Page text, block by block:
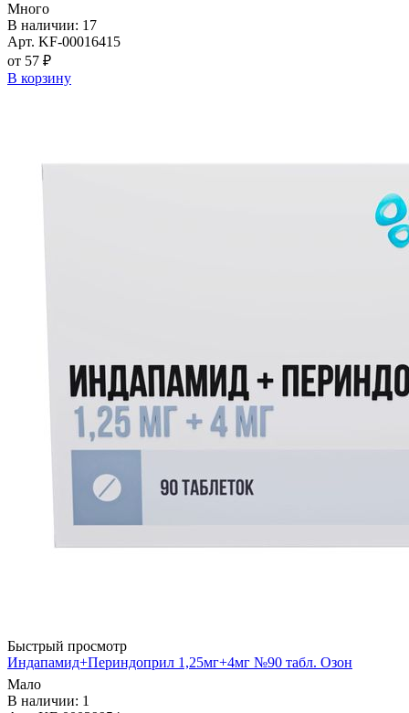
Много
В наличии: 17
Арт. KF-00016415
от 57 ₽
В корзину
Быстрый просмотр
Индапамид+Периндоприл 1,25мг+4мг №90 табл. Озон
Мало
В наличии: 1